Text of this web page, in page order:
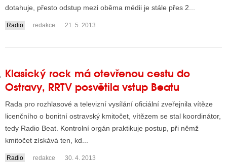
DISKUTÉRA NA RADIOTV
dotahuje, přesto odstup mezi oběma médii je stále přes 2...
Radio redakce 21. 5. 2013
Klasický rock má otevřenou cestu do
Ostravy, RRTV posvětila vstup Beatu
Rada pro rozhlasové a televizní vysílání oficiální zveřejnila vítěze
licenčního o bonitní ostravský kmitočet, vítězem se stal koordinátor,
tedy Radio Beat. Kontrolní orgán praktikuje postup, při němž
kmitočet získává ten, kd...
Radio redakce 30. 4. 2013